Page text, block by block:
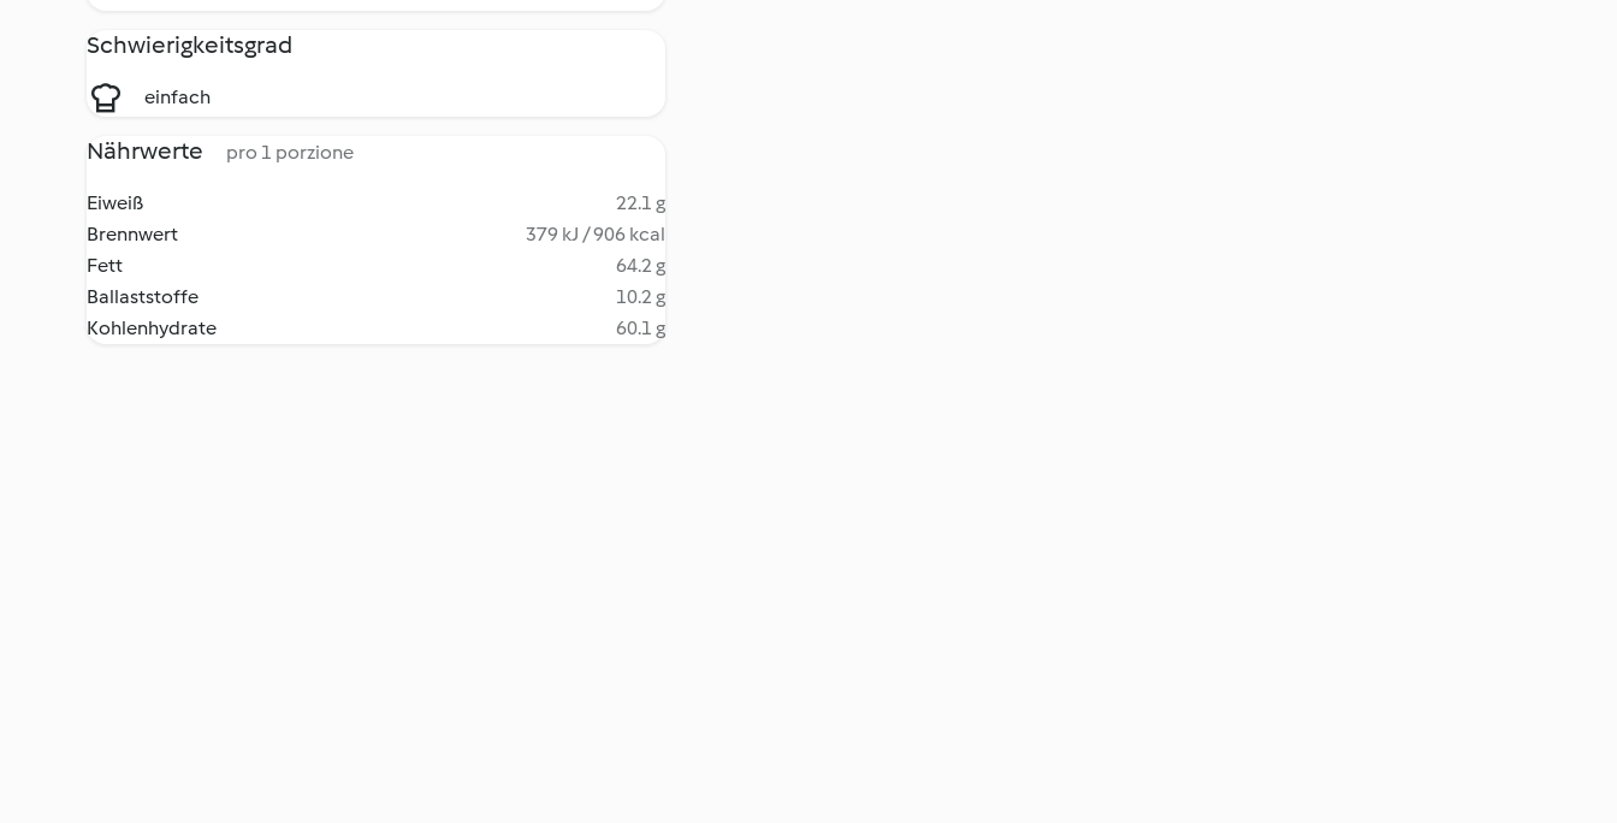
Schwierigkeitsgrad
einfach
Nährwerte pro 1 porzione
Eiweiß
22.1 g
Brennwert
379 kJ / 906 kcal
Fett
64.2 g
Ballaststoffe
10.2 g
Kohlenhydrate
60.1 g